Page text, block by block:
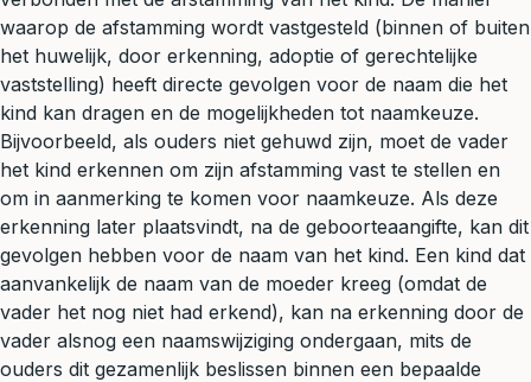
waarop de afstamming wordt vastgesteld (binnen of buiten
het huwelijk, door erkenning, adoptie of gerechtelijke
vaststelling) heeft directe gevolgen voor de naam die het
kind kan dragen en de mogelijkheden tot naamkeuze.
Bijvoorbeeld, als ouders niet gehuwd zijn, moet de vader
het kind erkennen om zijn afstamming vast te stellen en
om in aanmerking te komen voor naamkeuze. Als deze
erkenning later plaatsvindt, na de geboorteaangifte, kan dit
gevolgen hebben voor de naam van het kind. Een kind dat
aanvankelijk de naam van de moeder kreeg (omdat de
vader het nog niet had erkend), kan na erkenning door de
vader alsnog een naamswijziging ondergaan, mits de
ouders dit gezamenlijk beslissen binnen een bepaalde